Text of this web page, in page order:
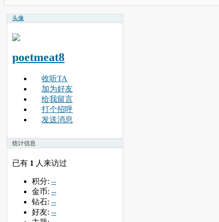
头像
poetmeat8
收听TA
加为好友
给我留言
打个招呼
发送消息
统计信息
已有 1 人来访过
积分: --
金币: --
钻石: --
好友: --